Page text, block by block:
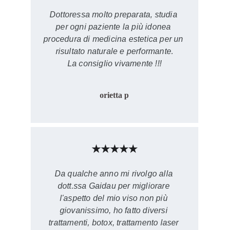
Da qualche anno mi rivolgo alla
dott.ssa Gaidau per migliorare
l'aspetto del mio viso non più
giovanissimo, ho fatto diversi
trattamenti, botox, trattamento laser
Dottoressa molto preparata, studia
per ogni paziente la più idonea
procedura di medicina estetica per un
risultato naturale e performante.
La consiglio vivamente !!!
orietta p
★★★★★